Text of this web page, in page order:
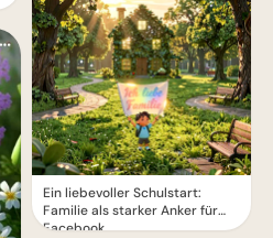
Ein liebevoller Schulstart:
Familie als starker Anker für
Facebook